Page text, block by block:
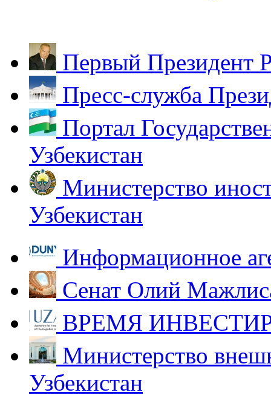
Первый Президент
Пресс-служба
Портал
Узбекистан
Министерство
Узбекистан
Информационное
Сенат Олий
ВРЕМЯ
Министерство
Узбекистан